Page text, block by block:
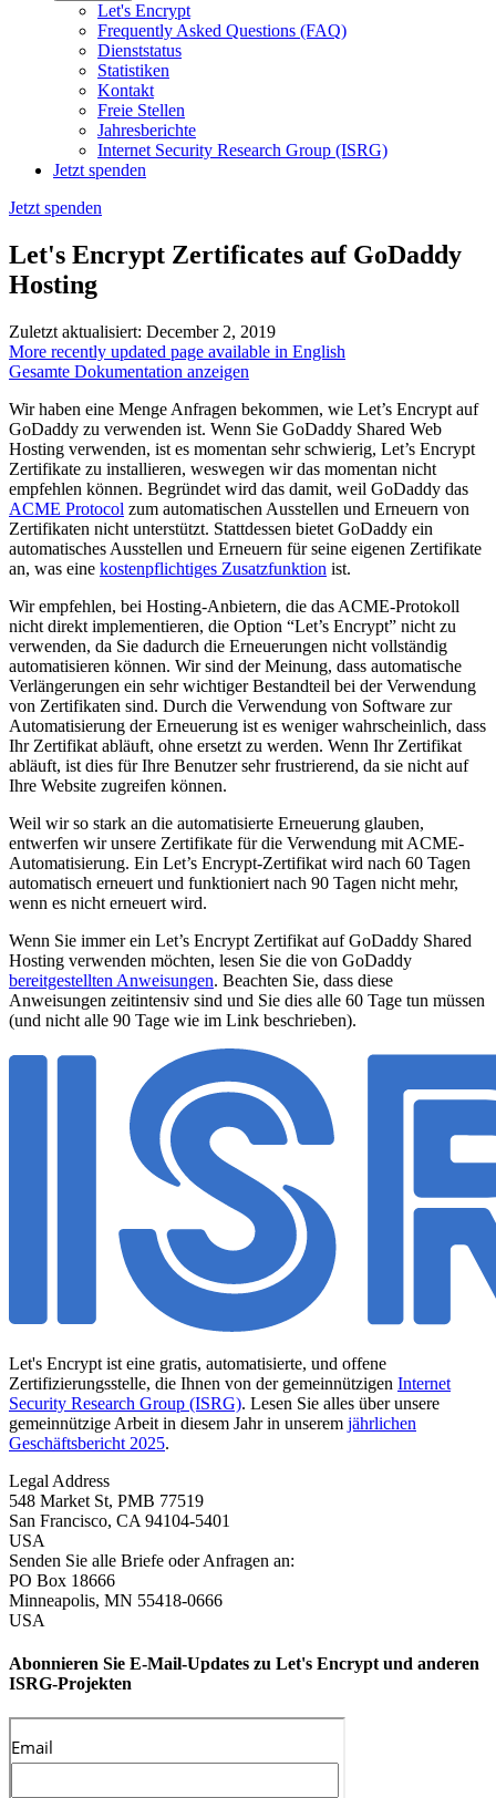
Let's Encrypt
Frequently Asked Questions (FAQ)
Dienststatus
Statistiken
Kontakt
Freie Stellen
Jahresberichte
Internet Security Research Group (ISRG)
Jetzt spenden
Jetzt spenden
Let's Encrypt Zertificates auf GoDaddy
Hosting
Zuletzt aktualisiert: December 2, 2019
More recently updated page available in English
Gesamte Dokumentation anzeigen
Wir haben eine Menge Anfragen bekommen, wie Let’s Encrypt auf
GoDaddy zu verwenden ist. Wenn Sie GoDaddy Shared Web
Hosting verwenden, ist es momentan sehr schwierig, Let’s Encrypt
Zertifikate zu installieren, weswegen wir das momentan nicht
empfehlen können. Begründet wird das damit, weil GoDaddy das
ACME Protocol zum automatischen Ausstellen und Erneuern von
Zertifikaten nicht unterstützt. Stattdessen bietet GoDaddy ein
automatisches Ausstellen und Erneuern für seine eigenen Zertifikate
an, was eine kostenpflichtiges Zusatzfunktion ist.
Wir empfehlen, bei Hosting-Anbietern, die das ACME-Protokoll
nicht direkt implementieren, die Option “Let’s Encrypt” nicht zu
verwenden, da Sie dadurch die Erneuerungen nicht vollständig
automatisieren können. Wir sind der Meinung, dass automatische
Verlängerungen ein sehr wichtiger Bestandteil bei der Verwendung
von Zertifikaten sind. Durch die Verwendung von Software zur
Automatisierung der Erneuerung ist es weniger wahrscheinlich, dass
Ihr Zertifikat abläuft, ohne ersetzt zu werden. Wenn Ihr Zertifikat
abläuft, ist dies für Ihre Benutzer sehr frustrierend, da sie nicht auf
Ihre Website zugreifen können.
Weil wir so stark an die automatisierte Erneuerung glauben,
entwerfen wir unsere Zertifikate für die Verwendung mit ACME-
Automatisierung. Ein Let’s Encrypt-Zertifikat wird nach 60 Tagen
automatisch erneuert und funktioniert nach 90 Tagen nicht mehr,
wenn es nicht erneuert wird.
Wenn Sie immer ein Let’s Encrypt Zertifikat auf GoDaddy Shared
Hosting verwenden möchten, lesen Sie die von GoDaddy
bereitgestellten Anweisungen. Beachten Sie, dass diese
Anweisungen zeitintensiv sind und Sie dies alle 60 Tage tun müssen
(und nicht alle 90 Tage wie im Link beschrieben).
Let's Encrypt ist eine gratis, automatisierte, und offene
Zertifizierungsstelle, die Ihnen von der gemeinnützigen Internet
Security Research Group (ISRG). Lesen Sie alles über unsere
gemeinnützige Arbeit in diesem Jahr in unserem jährlichen
Geschäftsbericht 2025.
Legal Address
548 Market St, PMB 77519
San Francisco, CA 94104-5401
USA
Senden Sie alle Briefe oder Anfragen an:
PO Box 18666
Minneapolis, MN 55418-0666
USA
Abonnieren Sie E-Mail-Updates zu Let's Encrypt und anderen
ISRG-Projekten